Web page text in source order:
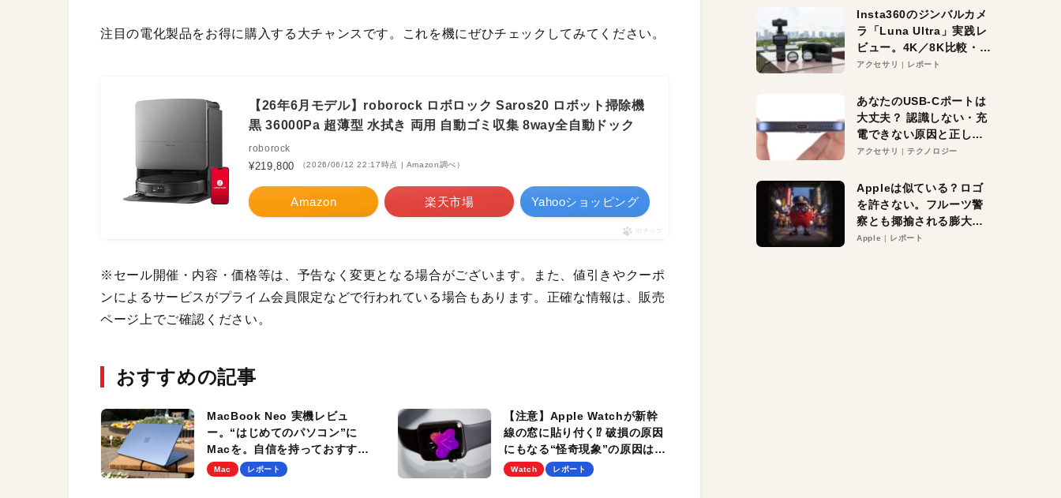
注目の電化製品をお得に購入する大チャンスです。これを機にぜひチェックしてみてください。
【26年6月モデル】roborock ロボロック Saros20 ロボット掃除機
黒 36000Pa 超薄型 水拭き 両用 自動ゴミ収集 8way全自動ドック
roborock
¥219,800 （2026/06/12 22:17時点 | Amazon調べ）
Amazon 楽天市場 Yahooショッピング
ポチップ
※セール開催・内容・価格等は、予告なく変更となる場合がございます。また、値引きやクーポ
ンによるサービスがプライム会員限定などで行われている場合もあります。正確な情報は、販売
ページ上でご確認ください。
おすすめの記事
MacBook Neo 実機レビュ
ー。“はじめてのパソコン”に
Macを。自信を持っておすすめ
できる新たな選択肢。AI性能、
Mac レポート
【注意】Apple Watchが新幹
線の窓に貼り付く⁉︎ 破損の原因
にもなる“怪奇現象”の原因は？
Appleも解決策を案内中
Watch レポート
る未来はすぐそこ！
Insta360のジンバルカメ
ラ「Luna Ultra」実践レ
ビュー。4K／8K比較・ズ
ーム・夜間撮影をチェッ
アクセサリ レポート
あなたのUSB-Cポートは
大丈夫？ 認識しない・充
電できない原因と正しい
対策
アクセサリ テクノロジー
Appleは似ている？ロゴ
を許さない。フルーツ警
察とも揶揄される膨大な
異議申し立て。対象は非
Apple レポート